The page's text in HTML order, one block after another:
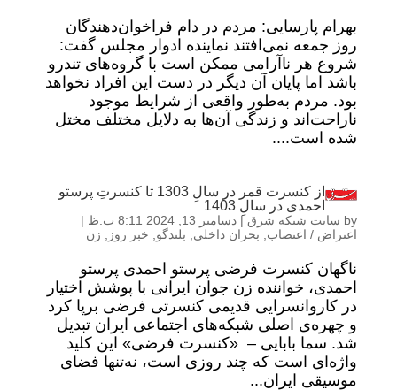
بهرام پارسایی: مردم در دام فراخوان‌‌دهندگان
روز جمعه نمی‌افتند نماینده ادوار مجلس گفت:
شروع هر ناآرامی ممکن است با گروه‌های تندرو
باشد اما پایان آن دیگر در دست این افراد نخواهد
بود. مردم به‌طور واقعی از شرایط موجود
ناراحت‌اند و زندگی آن‌ها به دلایل مختلف مختل
شده است....
از کنسرت قمر در سالِ 1303 تا کنسرتِ پرستو
احمدی در سالِ 1403
by سایت شبکه شرق| دسامبر 13, 2024 8:11 ب.ظ
|
اعتراض / اعتصاب
بحران داخلی بلندگو خبر روز زن
ناگهان کنسرت فرضی پرستو احمدی پرستو
احمدی، خواننده زن جوان ایرانی با پوشش اختیار
در کاروانسرایی قدیمی کنسرتی فرضی برپا کرد
و چهره‌ی اصلی شبکه‌های اجتماعی ایران تبدیل
شد. سما بابایی – «کنسرت فرضی» این کلید
واژه‌ای است که چند روزی است، نه‌تنها فضای
موسیقی ایران...